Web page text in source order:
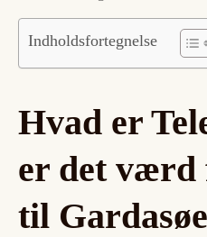
Indholdsfortegnelse
Hvad er
er det værd
til